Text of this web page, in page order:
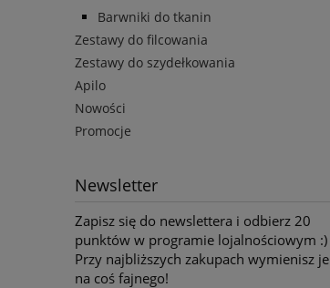
Barwniki do tkanin
Zestawy do filcowania
Zestawy do szydełkowania
Apilo
Nowości
Promocje
Newsletter
Zapisz się do newslettera i odbierz 20
punktów w programie lojalnościowym :)
Przy najbliższych zakupach wymienisz je
na coś fajnego!